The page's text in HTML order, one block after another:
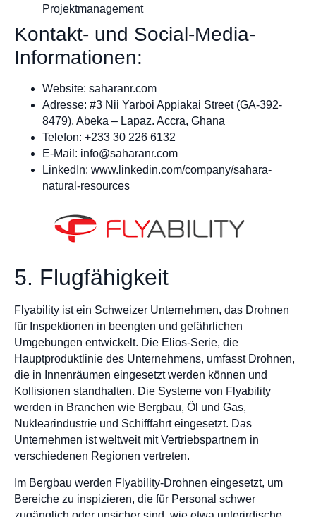
Projektmanagement
Kontakt- und Social-Media-
Informationen:
Website: saharanr.com
Adresse: #3 Nii Yarboi Appiakai Street (GA-392-
8479), Abeka – Lapaz. Accra, Ghana
Telefon: +233 30 226 6132
E-Mail: info@saharanr.com
LinkedIn: www.linkedin.com/company/sahara-
natural-resources
5. Flugfähigkeit
Flyability ist ein Schweizer Unternehmen, das Drohnen
für Inspektionen in beengten und gefährlichen
Umgebungen entwickelt. Die Elios-Serie, die
Hauptproduktlinie des Unternehmens, umfasst Drohnen,
die in Innenräumen eingesetzt werden können und
Kollisionen standhalten. Die Systeme von Flyability
werden in Branchen wie Bergbau, Öl und Gas,
Nuklearindustrie und Schifffahrt eingesetzt. Das
Unternehmen ist weltweit mit Vertriebspartnern in
verschiedenen Regionen vertreten.
Im Bergbau werden Flyability-Drohnen eingesetzt, um
Bereiche zu inspizieren, die für Personal schwer